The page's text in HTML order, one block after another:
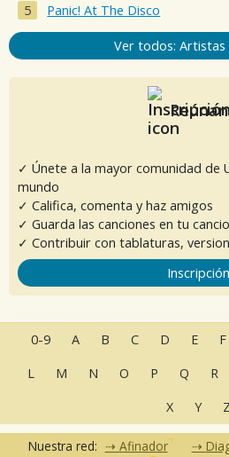
Panic! At The Disco
Ver todos: Artistas
✓ Únete a la mayor comunidad de
mundo
✓ Califica, comenta y haz amigos
✓ Guarda las canciones en tu
✓ Contribuir con tablaturas,
Inscripción
0-9 A B C D E F
L
M N O P Q R
X
Y Z
Nuestra red: Afinador